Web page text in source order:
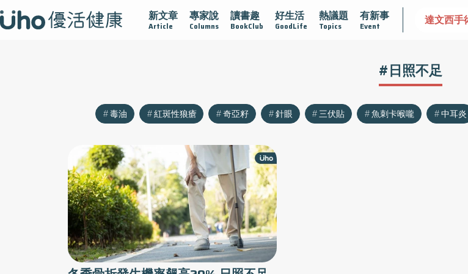
新文章
Article
專家說
Columns
讀書趣
BookClub
好生活
GoodLife
熱議題
Topics
有新事
Event
黏 守護腺在 疫情保衛戰 再生醫學 愛的未來視 認識攝護腺肥大 守護骨骼健康 達文西手
#日照不足
毒油 紅斑性狼瘡 奇亞籽 針眼 三伏貼 魚刺卡喉嚨 中耳炎